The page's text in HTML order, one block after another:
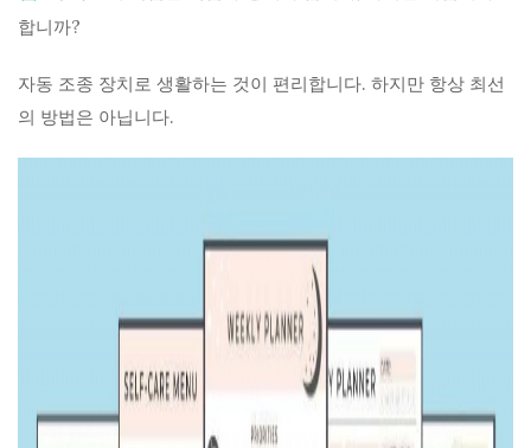
합니까?
자동 조종 장치로 생활하는 것이 편리합니다. 하지만 항상 최선
의 방법은 아닙니다.